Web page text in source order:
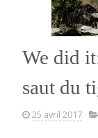
We did
saut du
25 avril 2017